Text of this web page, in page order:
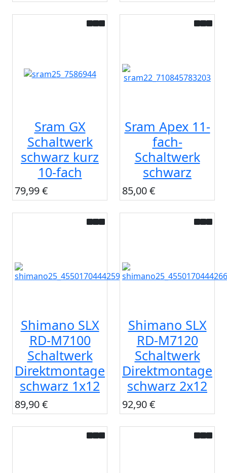
Sram GX
Schaltwerk
schwarz kurz
10-fach
79,99 €
Sram Apex 11-
fach-
Schaltwerk
schwarz
85,00 €
Shimano SLX
RD-M7100
Schaltwerk
Direktmontage
schwarz 1x12
89,90 €
Shimano SLX
RD-M7120
Schaltwerk
Direktmontage
schwarz 2x12
92,90 €